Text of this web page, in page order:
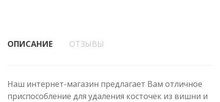
ОПИСАНИЕ ОТЗЫВЫ
Наш интернет-магазин предлагает Вам отличное
приспособление для удаления косточек из вишни и